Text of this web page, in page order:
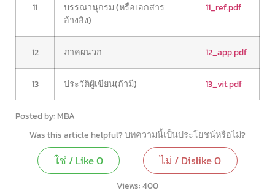
11
บรรณานุกรม (หรือเอกสาร
อ้างอิง)
11_ref.pdf
12 ภาคผนวก 12_app.pdf
13 ประวัติผู้เขียน(ถ้ามี) 13_vit.pdf
Posted by: MBA
Was this article helpful? บทความนี้เป็นประโยชน์หรือไม่?
ใช่ / Like0 ไม่ / Dislike0
Views:400